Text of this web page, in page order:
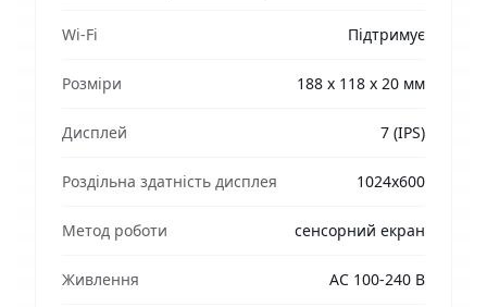
Wi-Fi Підтримує
Розміри 188 х 118 х 20 мм
Дисплей 7 (IPS)
Роздільна здатність дисплея 1024x600
Метод роботи сенсорний екран
Живлення AC 100-240 В